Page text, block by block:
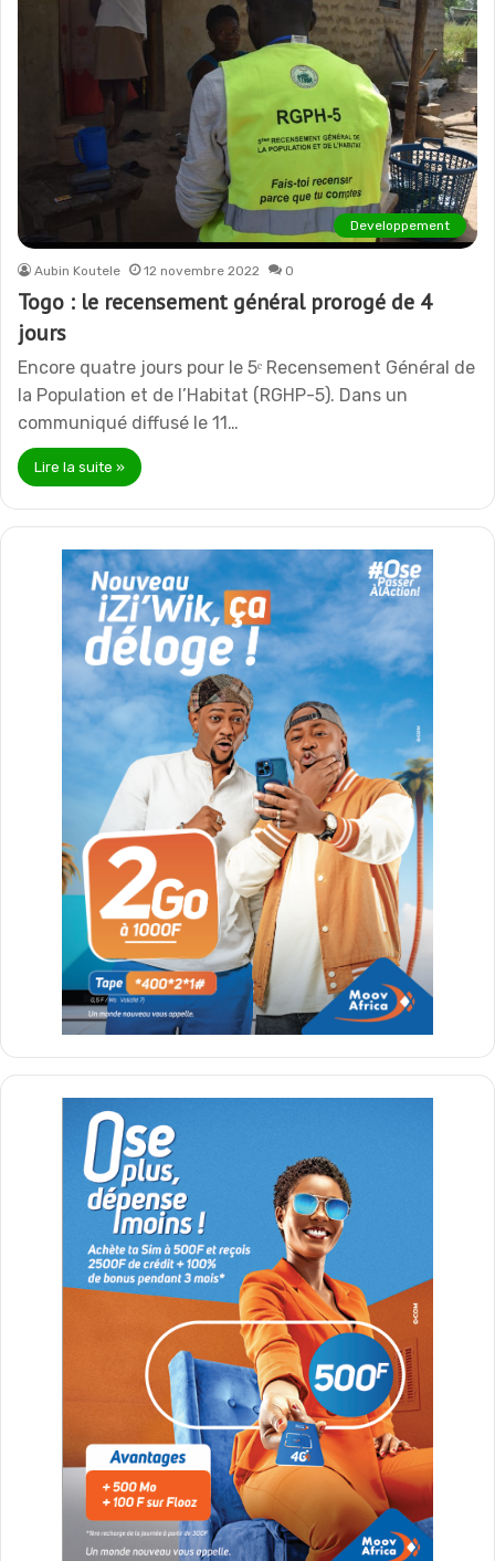
Developpement
Aubin Koutele 12 novembre 2022 0
Togo : le recensement général prorogé de 4
jours
Encore quatre jours pour le 5ᵉ Recensement Général de
la Population et de l’Habitat (RGHP-5). Dans un
communiqué diffusé le 11…
Lire la suite »